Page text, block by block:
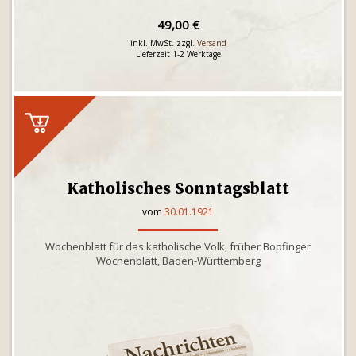
49,00 €
inkl. MwSt. zzgl. Versand
Lieferzeit 1-2 Werktage
Katholisches Sonntagsblatt
vom 30.01.1921
Wochenblatt für das katholische Volk, früher Bopfinger
Wochenblatt, Baden-Württemberg